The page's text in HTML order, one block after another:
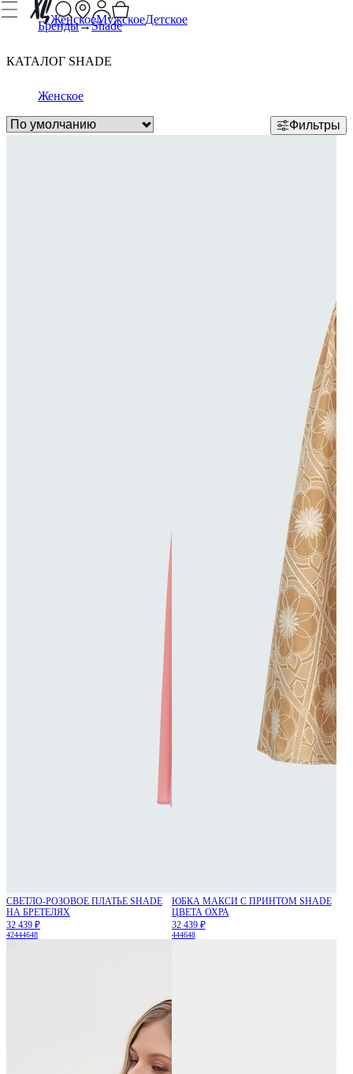
ЖенскоеМужскоеДетское
Бренды Shade
КАТАЛОГ SHADE
Женское
Фильтры
СВЕТЛО-РОЗОВОЕ ПЛАТЬЕ SHADE
НА БРЕТЕЛЯХ
32 439 ₽
42444648
ЮБКА МАКСИ С ПРИНТОМ SHADE
ЦВЕТА ОХРА
32 439 ₽
444648